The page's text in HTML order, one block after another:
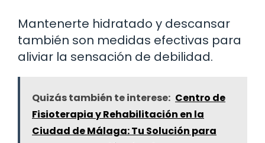
Mantenerte hidratado y descansar
también son medidas efectivas para
aliviar la sensación de debilidad.
Quizás también te interese: Centro de
Fisioterapia y Rehabilitación en la
Ciudad de Málaga: Tu Solución para